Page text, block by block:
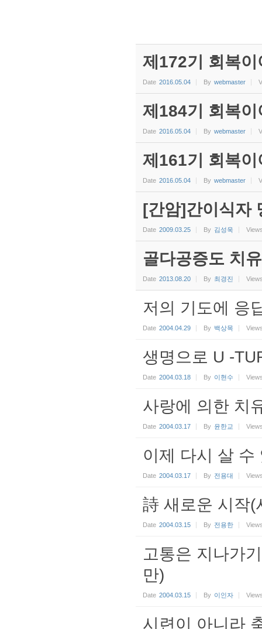
제172기 회복
Date 2016.05.04 By webmaster
제184기 회복
Date 2016.05.04 By webmaster
제161기 회복
Date 2016.05.04 By webmaster
[간암]간이식자
Date 2009.03.25 By 김성욱
골다공증도 치
Date 2013.08.20 By 최경진
저의 기도에 응
Date 2004.04.29 By 백상목
생명으로 U -
Date 2004.03.18 By 이현수
사랑에 의한 치
Date 2004.03.17 By 윤한교
이제 다시 살 수
Date 2004.03.17 By 전용대
詩 새로운 시작(
Date 2004.03.15 By 전용한
고통은 지나가
만)
Date 2004.03.15 By 이인자
시련이 아니라